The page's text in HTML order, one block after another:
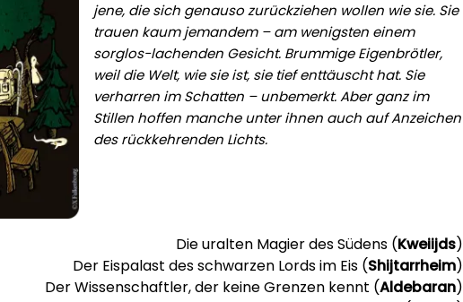
jene, die sich genauso zurückziehen wollen wie sie. Sie
trauen kaum jemandem – am wenigsten einem
sorglos-lachenden Gesicht. Brummige Eigenbrötler,
weil die Welt, wie sie ist, sie tief enttäuscht hat. Sie
verharren im Schatten – unbemerkt. Aber ganz im
Stillen hoffen manche unter ihnen auch auf Anzeichen
des rückkehrenden Lichts.
Die uralten Magier des Südens (Kweiijds)
Der Eispalast des schwarzen Lords im Eis (Shijtarrheim)
Der Wissenschaftler, der keine Grenzen kennt (Aldebaran)